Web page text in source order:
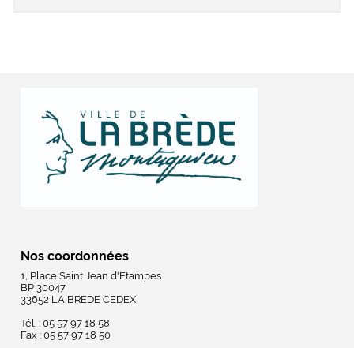
Nos coordonnées
1, Place Saint Jean d'Etampes
BP 30047
33652 LA BREDE CEDEX
Tél. : 05 57 97 18 58
Fax : 05 57 97 18 50